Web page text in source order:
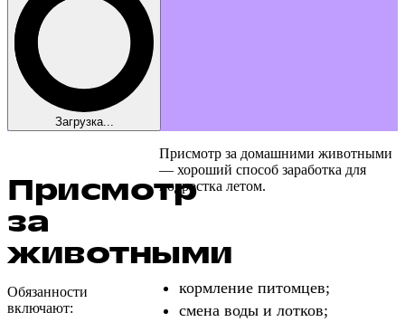
Загрузка...
Присмотр
за
животными
Присмотр за домашними животными
— хороший способ заработка для
подростка летом.
Обязанности
включают:
кормление питомцев;
смена воды и лотков;